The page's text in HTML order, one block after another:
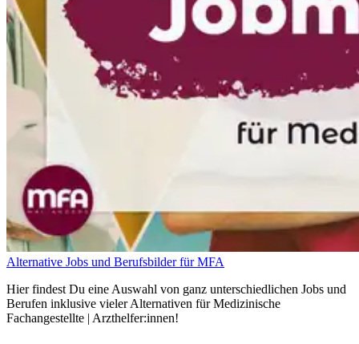
Alternative Jobs und Berufsbilder für MFA
Hier findest Du eine Auswahl von ganz unterschiedlichen Jobs und
Berufen inklusive vieler Alternativen für Medizinische
Fachangestellte | Arzthelfer:innen!